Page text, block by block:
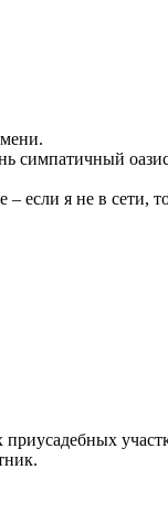
симпатичный
если я не в сети,